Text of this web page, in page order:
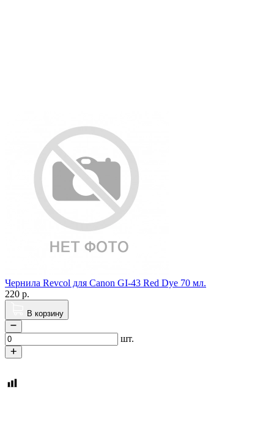
Чернила Revcol для Canon GI-43 Red Dye 70 мл.
220 р.
В корзину
шт.